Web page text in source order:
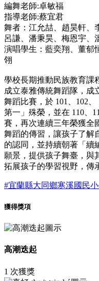
編舞老師:卓敏福
指導老師:蔡宜君
舞者：江允喆、趙昊軒、
呂謙、潘秉昊、梅恩宇、
演唱學生：藍奕翔、董郁
翎
學校長期推動民族教育課
成立泰雅傳統舞蹈隊，成
舞蹈比賽，於 101、102
第一」殊榮，並在 110、
賽，再次連續三年榮獲全
舞蹈的傳習，讓孩子了解
的認同，並持續朝著「續
願景，提供孩子舞臺，與
拓展孩子的學習視野，傳
#宜蘭縣大同鄉寒溪國民
獲得獎項
高潮迭起
1 次獲獎